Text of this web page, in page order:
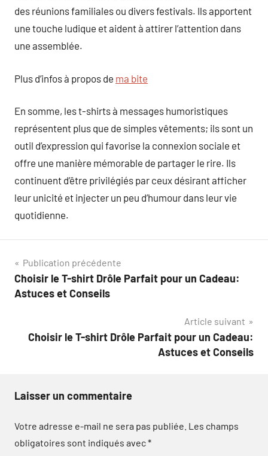
des réunions familiales ou divers festivals. Ils apportent
une touche ludique et aident à attirer l’attention dans
une assemblée.
Plus d’infos à propos de ma bite
En somme, les t-shirts à messages humoristiques
représentent plus que de simples vêtements; ils sont un
outil d’expression qui favorise la connexion sociale et
offre une manière mémorable de partager le rire. Ils
continuent d’être privilégiés par ceux désirant afficher
leur unicité et injecter un peu d’humour dans leur vie
quotidienne.
Navigation
de
Publication précédente
Choisir le T-shirt Drôle Parfait pour un Cadeau:
Astuces et Conseils
Article suivant
Choisir le T-shirt Drôle Parfait pour un Cadeau:
Astuces et Conseils
Laisser un commentaire
Votre adresse e-mail ne sera pas publiée. Les champs
obligatoires sont indiqués avec*